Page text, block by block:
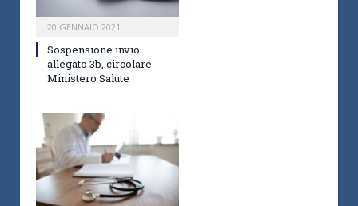
20 GENNAIO 2021
Sospensione invio
allegato 3b, circolare
Ministero Salute